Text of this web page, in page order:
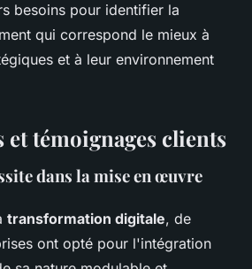
besoins pour identifier la
qui correspond le mieux à
et à leur environnement
et témoignages clients
dans la mise en œuvre
transformation digitale, de
ont opté pour l'intégration